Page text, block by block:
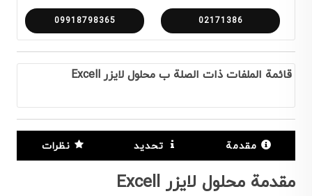
02171386
09918798365
قائمة الملفات ذات الصلة ب محلول لایزر Excell
مقدمة تحديد نظرات
مقدمة محلول لایزر Excell